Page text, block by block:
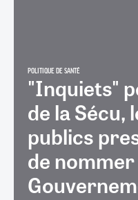
POLITIQUE DE SANTÉ
"Inquiets"
de la Sécu,
publics
de